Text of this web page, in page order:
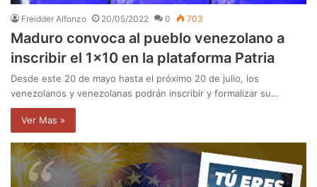
Freidder Alfonzo 20/05/2022 0 703
Maduro convoca al pueblo venezolano a
inscribir el 1×10 en la plataforma Patria
Desde este 20 de mayo hasta el próximo 20 de julio, los
venezolanos y venezolanas podrán inscribir y formalizar su…
Ver Mas »